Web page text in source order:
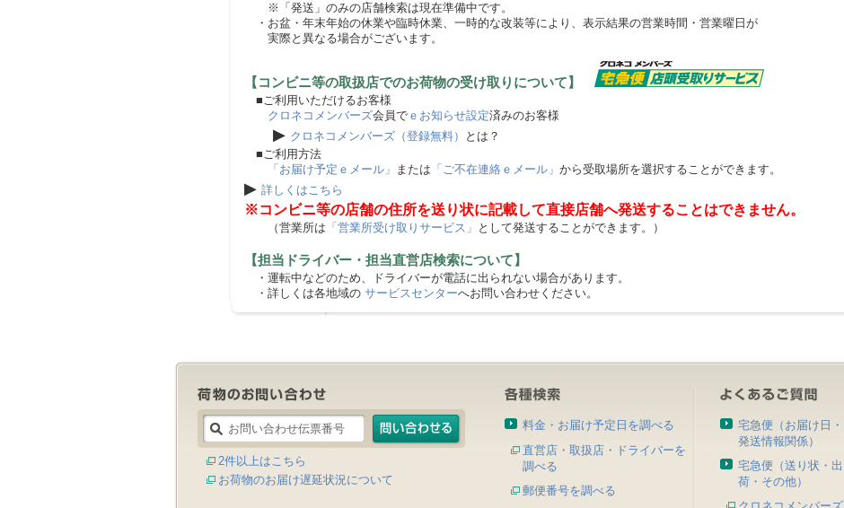
※「発送」のみの店舗検索は現在準備中です。
・お盆・年末年始の休業や臨時休業、一時的な改装等により、表示結果の営業時間・営業曜日が
実際と異なる場合がございます。
【コンビニ等の取扱店でのお荷物の受け取りについて】
■ご利用いただけるお客様
クロネコメンバーズ会員で ｅお知らせ設定済みのお客様
▶ クロネコメンバーズ（登録無料）
とは？
■ご利用方法
「お届け予定ｅメール」 または 「ご不在連絡ｅメール」 から受取場所を選択することができます。
▶ 詳しくはこちら
※コンビニ等の店舗の住所を送り状に記載して直接店舗へ発送することはできません。
（営業所は 「営業所受け取りサービス」 として発送することができます。）
【担当ドライバー・担当直営店検索について】
・運転中などのため、ドライバーが電話に出られない場合があります。
・詳しくは各地域の サービスセンターへお問い合わせください。
2件以上はこちら
お荷物のお届け遅延状況について
料金・お届け予定日を調べる
直営店・取扱店・ドライバーを
調べる
郵便番号を調べる
宅急便（お届け日・
発送情報関係）
宅急便（送り状・出
荷・その他）